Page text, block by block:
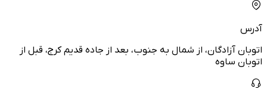
آدرس
اتوبان آزادگان، از شمال به جنوب، بعد از جاده قدیم کرج، قبل از
اتوبان ساوه